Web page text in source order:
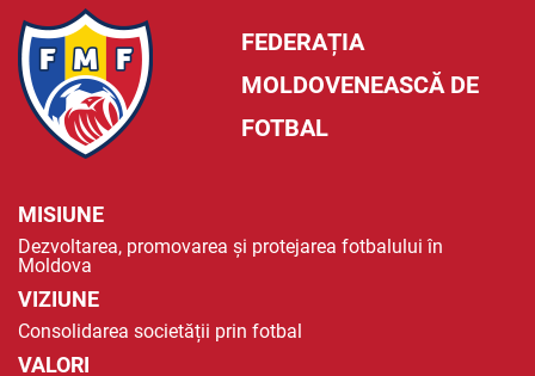
FEDERAȚIA
MOLDOVENEASCĂ DE
FOTBAL
MISIUNE
Dezvoltarea, promovarea și protejarea fotbalului în
Moldova
VIZIUNE
Consolidarea societății prin fotbal
VALORI